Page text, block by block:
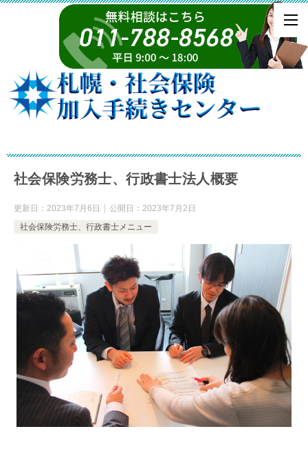
社会保険労務士、行政書士法人概要
更新日： 2023年7月6日 公開日： 2023年7月2日
社会保険労務士、行政書士メニュー